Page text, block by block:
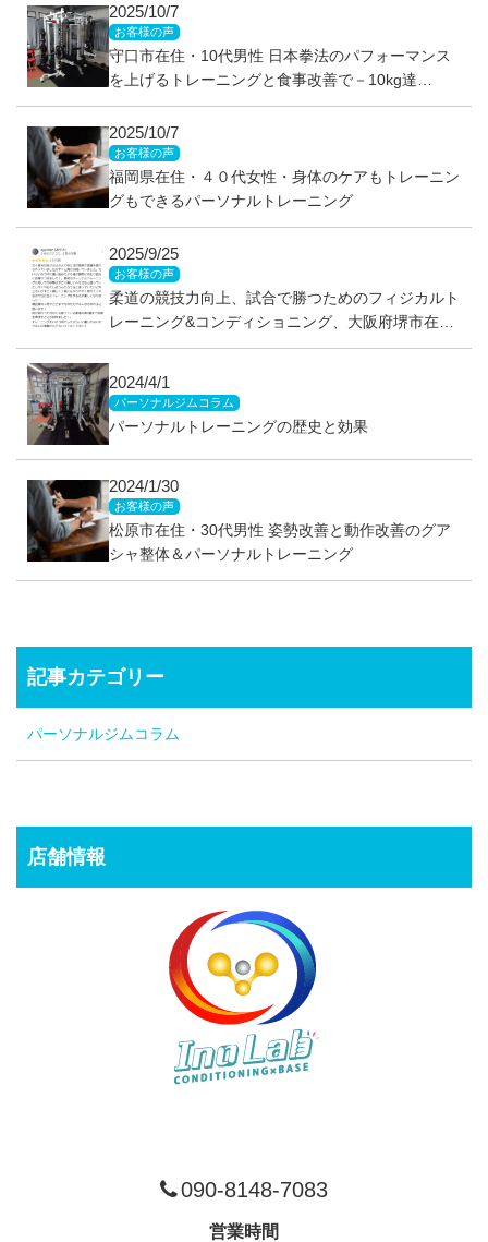
2025/10/7
お客様の声
守口市在住・10代男性 日本拳法のパフォーマンス
を上げるトレーニングと食事改善で－10kg達
成！！
2025/10/7
お客様の声
福岡県在住・４０代女性・身体のケアもトレーニン
グもできるパーソナルトレーニング
2025/9/25
お客様の声
柔道の競技力向上、試合で勝つためのフィジカルト
レーニング&コンディショニング、大阪府堺市在学
（当時）、男子高校生
2024/4/1
パーソナルジムコラム
パーソナルトレーニングの歴史と効果
2024/1/30
お客様の声
松原市在住・30代男性 姿勢改善と動作改善のグア
シャ整体＆パーソナルトレーニング
記事カテゴリー
パーソナルジムコラム
店舗情報
090-8148-7083
営業時間